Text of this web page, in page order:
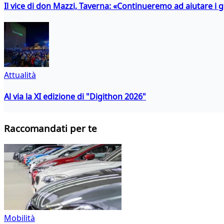
Il vice di don Mazzi, Taverna: «Continueremo ad aiutare i
Attualità
Al via la XI edizione di "Digithon 2026"
Raccomandati per te
Mobilità